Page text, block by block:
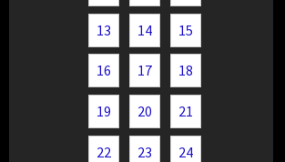
13 14 15
16 17 18
19 20 21
22 23 24